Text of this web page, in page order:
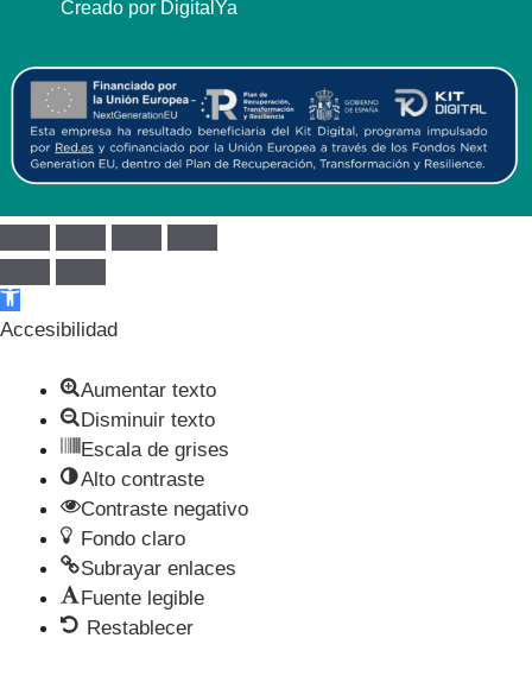
Creado por DigitalYa
Abrir barra de herramientas
Accesibilidad
Aumentar texto
Disminuir texto
Escala de grises
Alto contraste
Contraste negativo
Fondo claro
Subrayar enlaces
Fuente legible
Restablecer